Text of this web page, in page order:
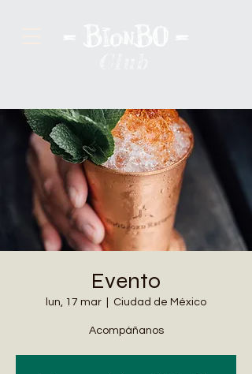
Evento
lun, 17 mar Ciudad de México
Acompáñanos